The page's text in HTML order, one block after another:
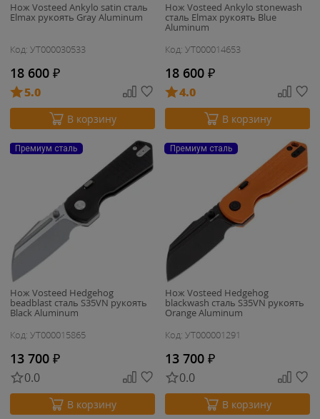
Нож Vosteed Ankylo satin сталь
Elmax рукоять Gray Aluminum
Код: УТ000030533
18 600 ₽
5.0
В корзину
Нож Vosteed Ankylo stonewash
сталь Elmax рукоять Blue
Aluminum
Код: УТ000014653
18 600 ₽
4.0
В корзину
Премиум сталь
Нож Vosteed Hedgehog
beadblast сталь S35VN рукоять
Black Aluminum
Код: УТ000015865
13 700 ₽
0.0
В корзину
Премиум сталь
Нож Vosteed Hedgehog
blackwash сталь S35VN рукоять
Orange Aluminum
Код: УТ000001291
13 700 ₽
0.0
В корзину